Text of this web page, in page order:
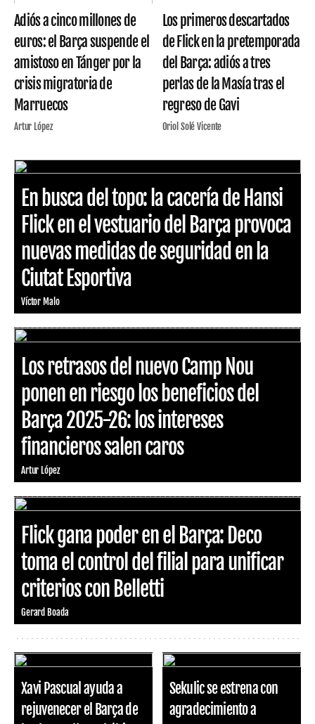
Adiós a cinco millones de
euros: el Barça suspende el
amistoso en Tánger por la
crisis migratoria de
Marruecos
Artur López
Los primeros descartados
de Flick en la pretemporada
del Barça: adiós a tres
perlas de la Masía tras el
regreso de Gavi
Oriol Solé Vicente
En busca del topo: la cacería de Hansi
Flick en el vestuario del Barça provoca
nuevas medidas de seguridad en la
Ciutat Esportiva
Víctor Malo
Los retrasos del nuevo Camp Nou
ponen en riesgo los beneficios del
Barça 2025-26: los intereses
financieros salen caros
Artur López
Flick gana poder en el Barça: Deco
toma el control del filial para unificar
criterios con Belletti
Gerard Boada
Xavi Pascual ayuda a
rejuvenecer el Barça de
Sekulic se estrena con
agradecimiento a